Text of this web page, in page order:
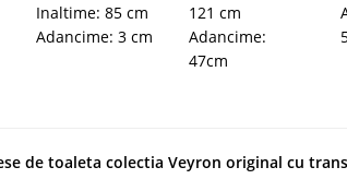
Inaltime: 85 cm
Adancime: 3 cm
121 cm
Adancime:
47cm
de toaleta colectia Veyron original cu